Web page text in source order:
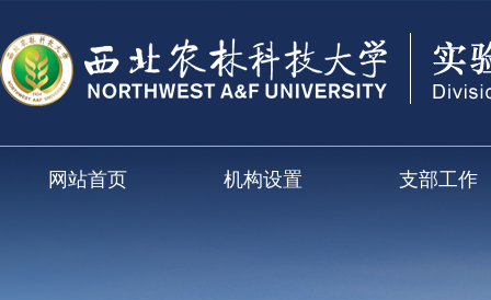
网站首页 机构设置 支部工作